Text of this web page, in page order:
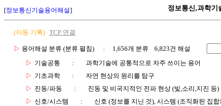
[정보통신기술용어해설] 정보통신,과학기
(이동 기록) TCP 연결
▷ 용어해설 분류 (분류 펼침)
: 1,656개 분류 6,823건 해설
▷ 기술공통 :
과학기술에 공통적으로 자주 쓰이는 용어
▷ 기초과학 :
자연 현상의 원리를 탐구
▷ 진동/파동 :
진동 및 비국지적인 전파 현상 (빛,소리,지진 등)
▷ 신호/시스템 :
신호 (정보를 지닌 것), 시스템 (조직화된 집합